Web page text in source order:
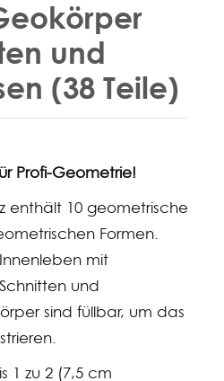
und
(38 Teile)
Profi-Geometrie!
enthält 10 geometrische
Formen.
mit
und
sind füllbar, um das
1 zu 2 (7,5 cm